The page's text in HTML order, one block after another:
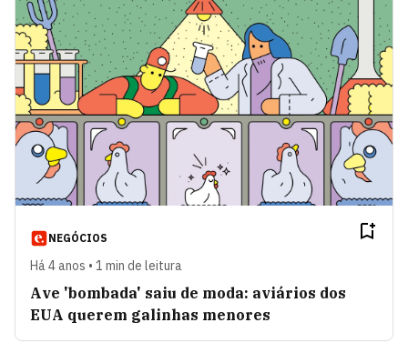
NEGÓCIOS
Há 4 anos • 1 min de leitura
Ave 'bombada' saiu de moda: aviários dos
EUA querem galinhas menores